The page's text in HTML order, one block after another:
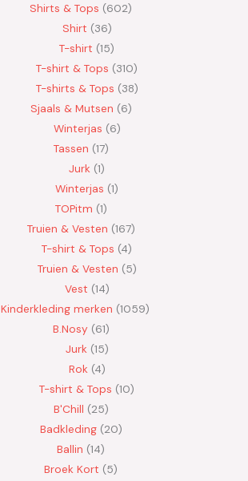
Shirts & Tops 602
Shirt 36
T-shirt 15
T-shirt & Tops 310
T-shirts & Tops 38
Sjaals & Mutsen 6
Winterjas 6
Tassen 17
Jurk 1
Winterjas 1
TOPitm 1
Truien & Vesten 167
T-shirt & Tops 4
Truien & Vesten 5
Vest 14
Kinderkleding merken 1059
B.Nosy 61
Jurk 15
Rok 4
T-shirt & Tops 10
B'Chill 25
Badkleding 20
Ballin 14
Broek Kort 5